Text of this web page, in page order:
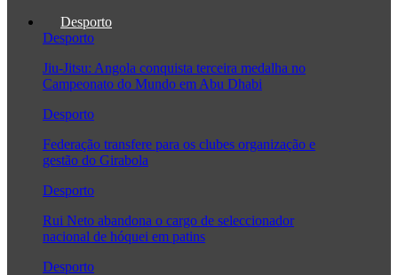
Desporto
Desporto
Jiu-Jitsu: Angola conquista terceira medalha no
Campeonato do Mundo em Abu Dhabi
Desporto
Federação transfere para os clubes organização e
gestão do Girabola
Desporto
Rui Neto abandona o cargo de seleccionador
nacional de hóquei em patins
Desporto